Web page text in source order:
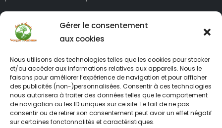
Gérer le consentement
aux cookies
Nous utilisons des technologies telles que les cookies pour stocker
et/ou accéder aux informations relatives aux appareils. Nous le
faisons pour améliorer l’expérience de navigation et pour afficher
des publicités (non-)personnalisées. Consentir à ces technologies
nous autorisera à traiter des données telles que le comportement
de navigation ou les ID uniques sur ce site. Le fait de ne pas
consentir ou de retirer son consentement peut avoir un effet négatif
sur certaines fonctonnalités et caractéristiques.
INFORMATIONS LÉGALES